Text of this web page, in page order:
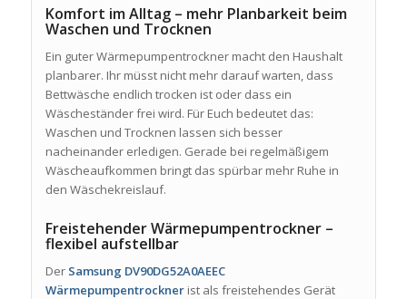
Komfort im Alltag – mehr Planbarkeit beim
Waschen und Trocknen
Ein guter Wärmepumpentrockner macht den Haushalt
planbarer. Ihr müsst nicht mehr darauf warten, dass
Bettwäsche endlich trocken ist oder dass ein
Wäscheständer frei wird. Für Euch bedeutet das:
Waschen und Trocknen lassen sich besser
nacheinander erledigen. Gerade bei regelmäßigem
Wäscheaufkommen bringt das spürbar mehr Ruhe in
den Wäschekreislauf.
Freistehender Wärmepumpentrockner –
flexibel aufstellbar
Der Samsung DV90DG52A0AEEC
Wärmepumpentrocknerist als freistehendes Gerät